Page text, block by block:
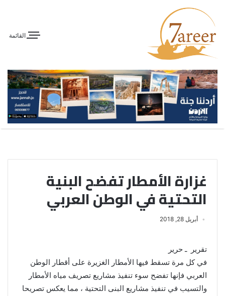
القائمة
غزارة الأمطار تفضح البنية
التحتية في الوطن العربي
أبريل 28, 2018
تقرير ـ حرير
في كل مرة تسقط فيها الأمطار الغزيرة على أقطار الوطن
العربي فإنها تفضح سوء تنفيذ مشاريع تصريف مياه الأمطار
والتسيب في تنفيذ مشاريع البنى التحتية ، مما يعكس تصريحا